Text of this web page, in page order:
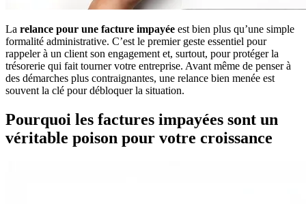
La relance pour une facture impayée est bien plus qu’une simple
formalité administrative. C’est le premier geste essentiel pour
rappeler à un client son engagement et, surtout, pour protéger la
trésorerie qui fait tourner votre entreprise. Avant même de penser à
des démarches plus contraignantes, une relance bien menée est
souvent la clé pour débloquer la situation.
Pourquoi les factures impayées sont un
véritable poison pour votre croissance